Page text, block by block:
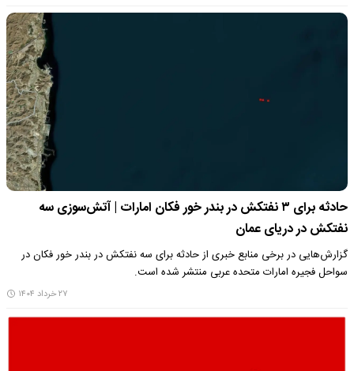
حادثه برای ۳ نفتکش در بندر خور فکان امارات | آتش‌سوزی سه
نفتکش در دریای عمان
گزارش‌هایی در برخی منابع خبری از حادثه برای سه نفتکش در بندر خور فکان در
سواحل فجیره امارات متحده عربی منتشر شده است.
۲۷ خرداد ۱۴۰۴